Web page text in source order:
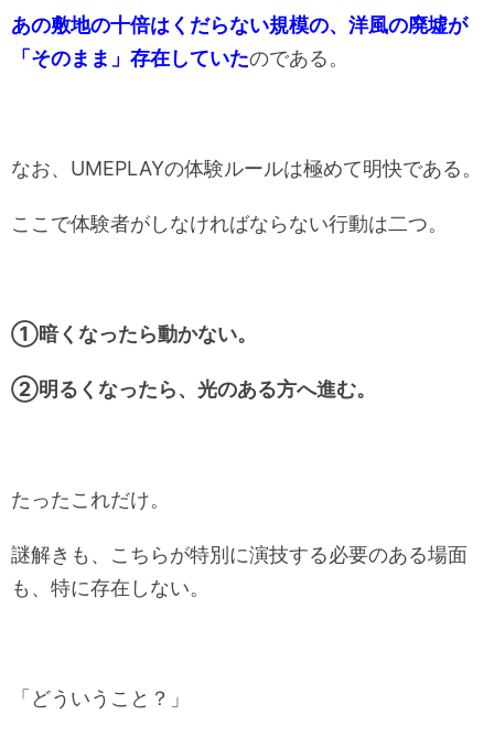
あの敷地の十倍はくだらない規模の、洋風の廃墟が
「そのまま」存在していたのである。
なお、UMEPLAYの体験ルールは極めて明快である。
ここで体験者がしなければならない行動は二つ。
①暗くなったら動かない。
②明るくなったら、光のある方へ進む。
たったこれだけ。
謎解きも、こちらが特別に演技する必要のある場面
も、特に存在しない。
「どういうこと？」